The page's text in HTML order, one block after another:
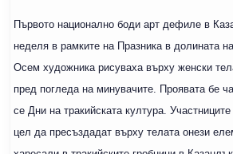
Първото национално боди арт дефиле в
неделя в рамките на Празника в долината
Осем художника рисуваха върху женски
пред погледа на минувачите. Проявата бе
се Дни на тракийската култура.
цел да пресъздадат върху телата онези